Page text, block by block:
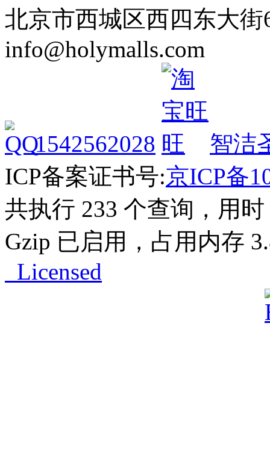
北京市西城区西四东大街
info@holymalls.com
1542562028
智洁
ICP备案证书号:京ICP备
共执行 233 个查询，用
Gzip 已启用，占用内存
Licensed